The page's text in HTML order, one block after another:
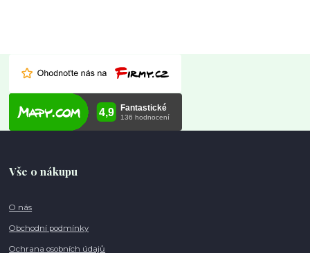
Vše o nákupu
O nás
Obchodní podmínky
Ochrana osobních údajů